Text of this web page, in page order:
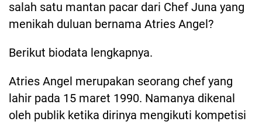
salah satu mantan pacar dari Chef Juna yang
menikah duluan bernama Atries Angel?
Berikut biodata lengkapnya.
Atries Angel merupakan seorang chef yang
lahir pada 15 maret 1990. Namanya dikenal
oleh publik ketika dirinya mengikuti kompetisi